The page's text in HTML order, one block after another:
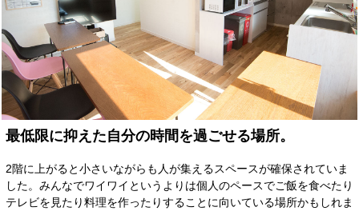
最低限に抑えた自分の時間を過ごせる場所。
2階に上がると小さいながらも人が集えるスペースが確保されていま
した。みんなでワイワイというよりは個人のペースでご飯を食べたり
テレビを見たり料理を作ったりすることに向いている場所かもしれま